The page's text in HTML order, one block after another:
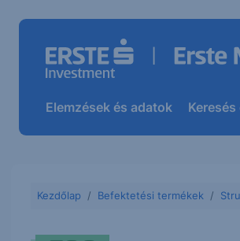
Elemzések és adatok
Kezdőlap Befektetési termékek